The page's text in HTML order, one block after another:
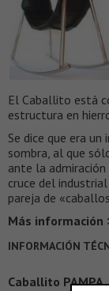
El Caballito está
estructura en
Se dice que era
sombra, al que
ante la
cruce del
pareja de
Más información
INFORMACIÓN
Caballito PAMPA